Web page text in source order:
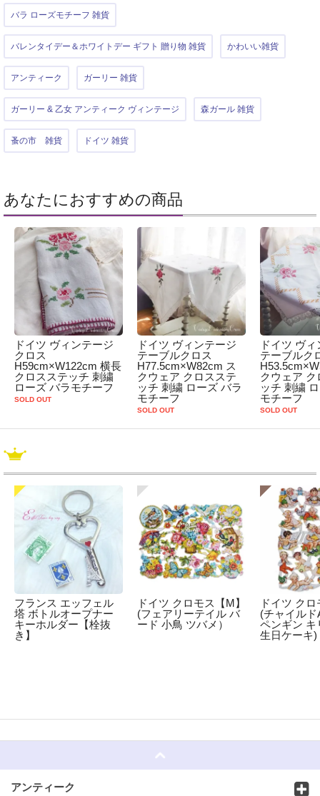
バラ ローズモチーフ 雑貨
バレンタイデー＆ホワイトデー ギフト 贈り物 雑貨 かわいい雑貨
アンティーク ガーリー 雑貨
ガーリー & 乙女 アンティーク ヴィンテージ 森ガール 雑貨
蚤の市 雑貨 ドイツ 雑貨
あなたにおすすめの商品
ドイツ ヴィンテージ
クロス
H59cm×W122cm 横長
クロスステッチ 刺繍
ローズ バラモチーフ
SOLD OUT
ドイツ ヴィンテージ
テーブルクロス
H77.5cm×W82cm ス
クウェア クロスステ
ッチ 刺繍 ローズ バラ
モチーフ
SOLD OUT
ドイツ ヴ
テーブルク
クウェア ク
ッチ 刺繍
モチーフ
SOLD OUT
フランス エッフェル
塔 ボトルオープナー
キーホルダー【栓抜
き】
ドイツ クロモス【M】
(フェアリーテイル バ
ード 小鳥 ツバメ）
ドイツ ク
(チャイルド
ペンギン キ
生日ケーキ)
アンティーク